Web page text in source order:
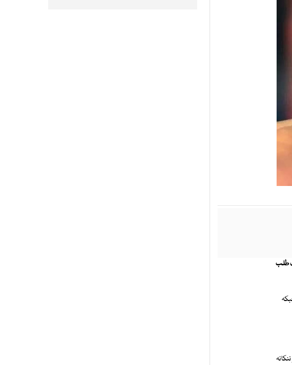
طلب
جاں بحق جبکہ